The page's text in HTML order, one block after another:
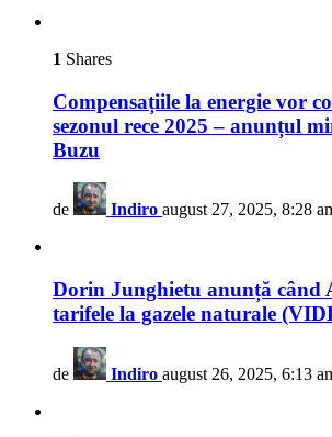
1 Shares
Compensațiile la energie vor
sezonul rece 2025 – anunțul
Buzu
de Indiro august 27, 2025, 8:28
Dorin Junghietu anunță când
tarifele la gazele naturale
de Indiro august 26, 2025, 6:13